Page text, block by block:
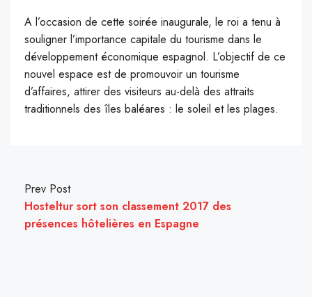
A l’occasion de cette soirée inaugurale, le roi a tenu à
souligner l’importance capitale du tourisme dans le
développement économique espagnol. L’objectif de ce
nouvel espace est de promouvoir un tourisme
d’affaires, attirer des visiteurs au-delà des attraits
traditionnels des îles baléares : le soleil et les plages.
Prev Post
Hosteltur sort son classement 2017 des
présences hôtelières en Espagne